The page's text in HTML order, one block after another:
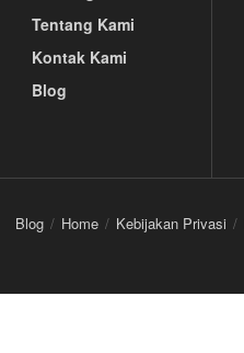
Tentang Kami
Kontak Kami
Blog
Blog Home Kebijakan Privasi